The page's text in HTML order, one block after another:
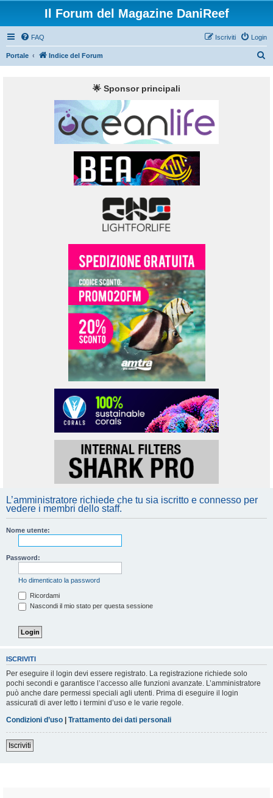
Il Forum del Magazine DaniReef
FAQ Login
Iscriviti
Portale Indice del Forum
🌟 Sponsor principali
L’amministratore richiede che tu sia iscritto e connesso per
vedere i membri dello staff.
Nome utente:
Password:
Ho dimenticato la password
Ricordami
Nascondi il mio stato per questa sessione
ISCRIVITI
Per eseguire il login devi essere registrato. La registrazione richiede solo
pochi secondi e garantisce l’accesso alle funzioni avanzate. L’amministratore
può anche dare permessi speciali agli utenti. Prima di eseguire il login
assicurati di aver letto i termini d’uso e le varie regole.
Condizioni d’uso | Trattamento dei dati personali
Iscriviti